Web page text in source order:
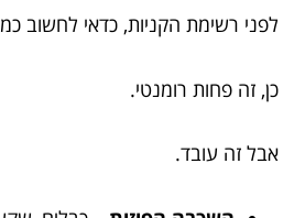
לפני רשימת הקניות, כדאי לחשוב
כן, זה פחות רומנטי.
אבל זה עובד.